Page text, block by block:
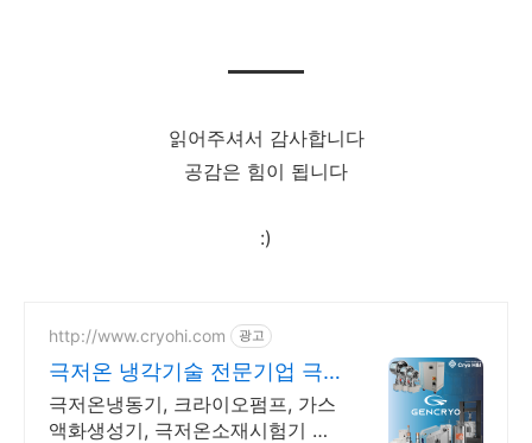
읽어주셔서 감사합니다
공감은 힘이 됩니다
:)
http://www.cryohi.com 광고
극저온 냉각기술 전문기업 극
저온 냉각기술 전문기업
극저온냉동기, 크라이오펌프, 가스
액화생성기, 극저온소재시험기 제